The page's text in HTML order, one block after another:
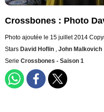
Crossbones : Photo
Photo ajoutée le 15 juillet 2014
Stars David Hoflin , John Malkovich
Serie Crossbones - Saison 1